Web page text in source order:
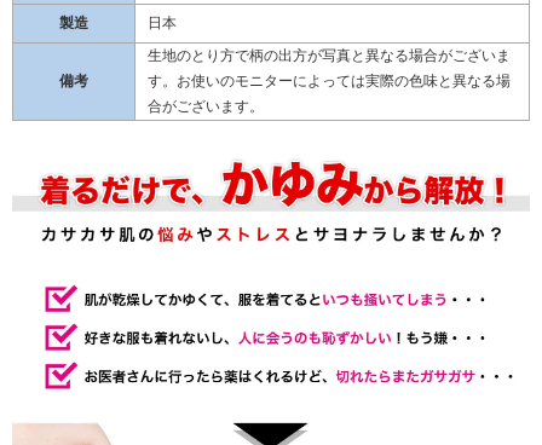
製造
日本
備考
生地のとり方で柄の出方が写真と異なる場合がございま
す。お使いのモニターによっては実際の色味と異なる場
合がございます。